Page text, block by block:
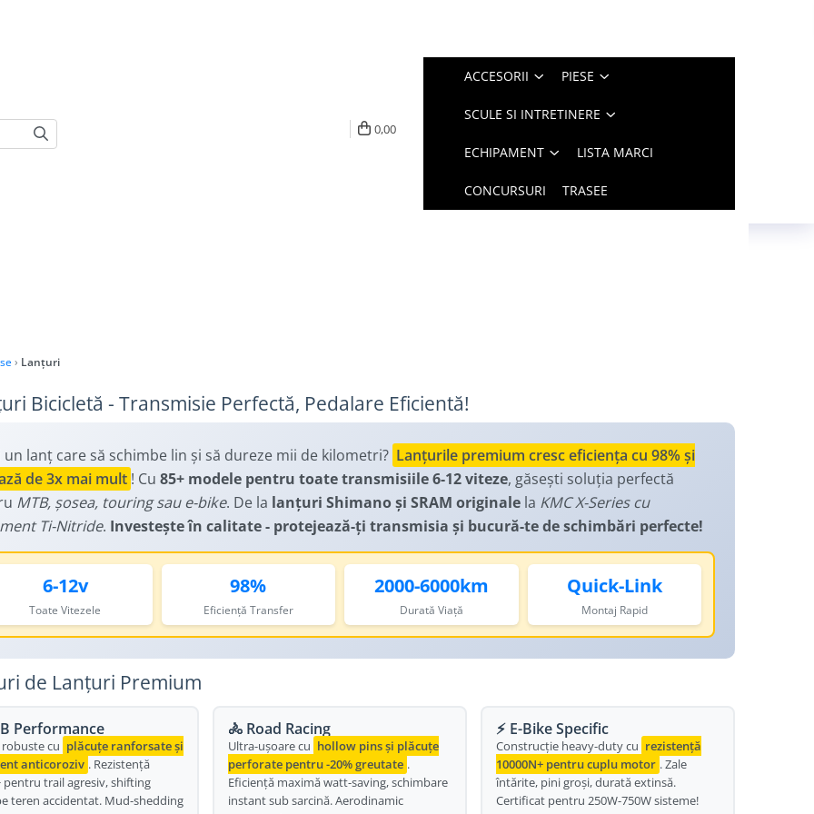
0,00
ACCESORII PIESE
SCULE SI INTRETINERE
ECHIPAMENT LISTA MARCI
CONCURSURI TRASEE
› Lanțuri
Bicicletă - Transmisie Perfectă, Pedalare Eficientă!
un lanț care să schimbe lin și să dureze mii de kilometri? Lanțurile premium cresc eficiența cu 98% și
de 3x mai mult ! Cu 85+ modele pentru toate transmisiile 6-12 viteze, găsești soluția perfectă
MTB, șosea, touring sau e-bike. De la lanțuri Shimano și SRAM originalela KMC X-Series cu
Ti-Nitride. Investește în calitate - protejează-ți transmisia și bucură-te de schimbări perfecte!
6-12v
Toate Vitezele
98%
Eficiență Transfer
2000-6000km
Durată Viață
Quick-Link
Montaj Rapid
de Lanțuri Premium
Performance
cu plăcuțe ranforsate și
anticoroziv . Rezistență
pentru trail agresiv, shifting
teren accidentat. Mud-shedding
🚴 Road Racing
Ultra-ușoare cu hollow pins și plăcuțe
perforate pentru -20% greutate .
Eficiență maximă watt-saving, schimbare
instant sub sarcină. Aerodinamic
⚡ E-Bike Specific
Construcție heavy-duty cu rezistență
10000N+ pentru cuplu motor . Zale
întărite, pini groși, durată extinsă.
Certificat pentru 250W-750W sisteme!